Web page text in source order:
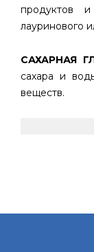
продуктов
лауринового
САХАРНАЯ
сахара и
веществ.